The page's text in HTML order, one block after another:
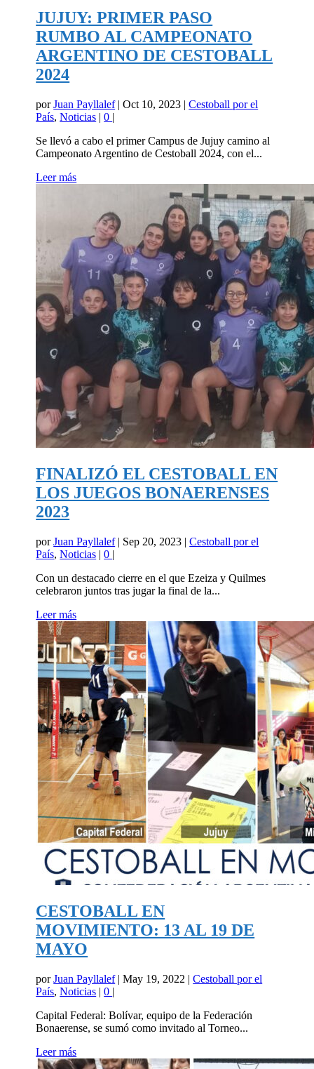
JUJUY: PRIMER PASO
RUMBO AL CAMPEONATO
ARGENTINO DE CESTOBALL
2024
porJuan Payllalef|Oct 10, 2023 |Cestoball por el
País,Noticias |0 |
Se llevó a cabo el primer Campus de Jujuy camino al
Campeonato Argentino de Cestoball 2024, con el...
Leer más
FINALIZÓ EL CESTOBALL EN
LOS JUEGOS BONAERENSES
2023
porJuan Payllalef| Sep 20, 2023 |Cestoball por el
País,Noticias |0 |
Con un destacado cierre en el que Ezeiza y Quilmes
celebraron juntos tras jugar la final de la...
Leer más
CESTOBALL EN
MOVIMIENTO: 13 AL 19 DE
MAYO
porJuan Payllalef|May 19, 2022 |Cestoball por el
País,Noticias |0 |
Capital Federal: Bolívar, equipo de la Federación
Bonaerense, se sumó como invitado al Torneo...
Leer más